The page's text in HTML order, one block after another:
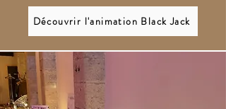
Découvrir l'animation Black Jack